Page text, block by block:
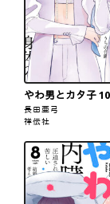
やわ男とカタ子
長田亜弓
祥伝社